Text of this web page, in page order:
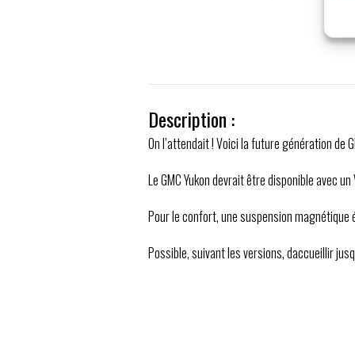
Description :
On l’attendait ! Voici la future génération de
Le GMC Yukon devrait être disponible avec
Pour le confort, une suspension magnétique
Possible, suivant les versions, daccueillir